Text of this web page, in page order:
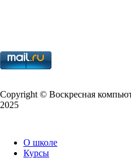
Copy­right © Воскресная
2025
О школе
Курсы